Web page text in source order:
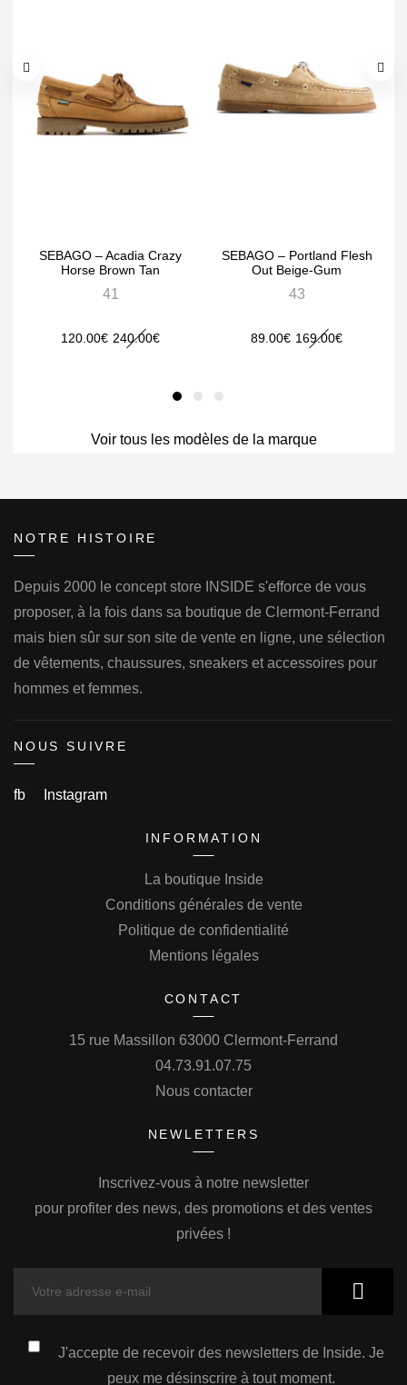
SEBAGO – Acadia Crazy
Horse Brown Tan
41
240.00€
Le
240.00€.
120.00€ Le
120.00€.
SEBAGO – Portland Flesh
Out Beige-Gum
43
169.00€
Le
169.00€.
89.00€ Le
89.00€.
Voir tous les modèles de la marque
NOTRE HISTOIRE
Depuis 2000 le concept store INSIDE s'efforce de vous
proposer, à la fois dans sa boutique de Clermont-Ferrand
mais bien sûr sur son site de vente en ligne, une sélection
de vêtements, chaussures, sneakers et accessoires pour
hommes et femmes.
NOUS SUIVRE
fb Instagram
INFORMATION
La boutique Inside
Conditions générales de vente
Politique de confidentialité
Mentions légales
CONTACT
15 rue Massillon 63000 Clermont-Ferrand
04.73.91.07.75
Nous contacter
NEWLETTERS
Inscrivez-vous à notre newsletter
pour profiter des news, des promotions et des ventes
privées !
J'accepte de recevoir des newsletters de Inside. Je
peux me désinscrire à tout moment.